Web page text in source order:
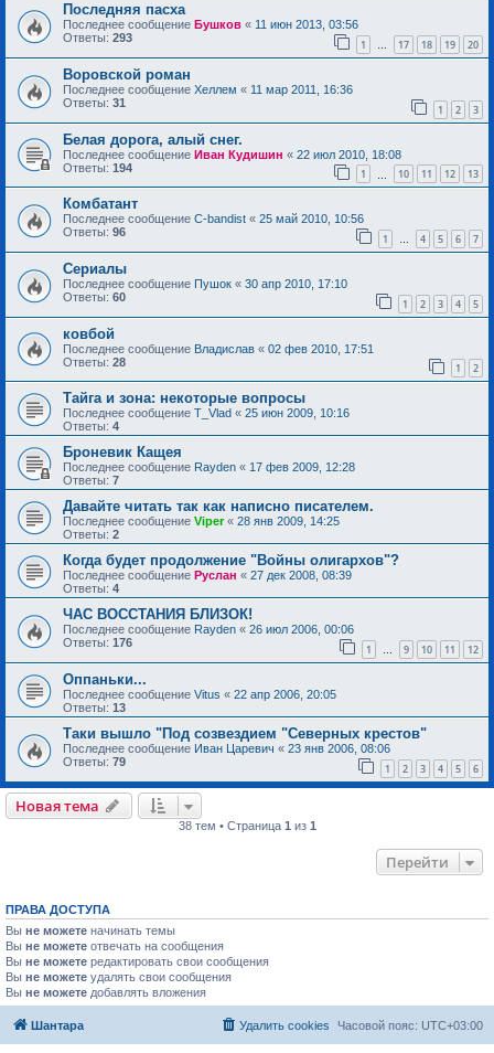
Последняя пасха
Последнее сообщение Бушков « 11 июн 2013, 03:56
Ответы: 293 1 … 17 18 19 20
Воровской роман
Последнее сообщение Хеллем « 11 мар 2011, 16:36
Ответы: 31 1 2 3
Белая дорога, алый снег.
Последнее сообщение Иван Кудишин « 22 июл 2010, 18:08
Ответы: 194 1 10 11 12 13
Комбатант
Последнее сообщение C-bandist « 25 май 2010, 10:56
Ответы: 96 1 … 4 5 6 7
Сериалы
Последнее сообщение Пушок « 30 апр 2010, 17:10
Ответы: 60 1 2 3 4 5
ковбой
Последнее сообщение Владислав « 02 фев 2010, 17:51
Ответы: 28 1 2
Тайга и зона: некоторые вопросы
Последнее сообщение T_Vlad « 25 июн 2009, 10:16
Ответы: 4
Броневик Кащея
Последнее сообщение Rayden « 17 фев 2009, 12:28
Ответы: 7
Давайте читать так как написно писателем.
Последнее сообщение Viper« 28 янв 2009, 14:25
Ответы: 2
Когда будет продолжение "Войны олигархов"?
Последнее сообщение Руслан « 27 дек 2008, 08:39
Ответы: 4
ЧАС ВОССТАНИЯ БЛИЗОК!
Последнее сообщение Rayden « 26 июл 2006, 00:06
Ответы: 176 1 … 9 10 11 12
Оппаньки...
Последнее сообщение Vitus « 22 апр 2006, 20:05
Ответы: 13
Таки вышло "Под созвездием "Северных крестов"
Последнее сообщение Иван Царевич « 23 янв 2006, 08:06
Ответы: 79 1 2 3 4 5 6
Новая тема
38 тем • Страница 1 из 1
Перейти
ПРАВА ДОСТУПА
Вы не можете начинать темы
Вы не можете отвечать на сообщения
Вы не можете редактировать свои сообщения
Вы не можете удалять свои сообщения
Вы не можете добавлять вложения
Шантара Часовой пояс: UTC+03:00
Удалить cookies